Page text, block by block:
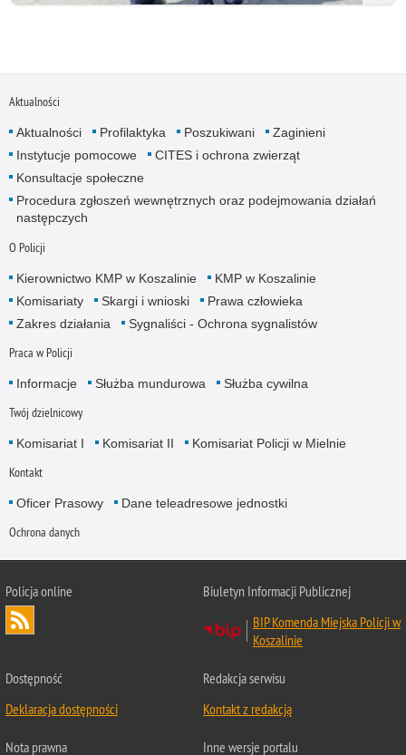
Aktualności
Aktualności Profilaktyka Poszukiwani
Zaginieni
Instytucje pomocowe
CITES i ochrona zwierząt
Konsultacje społeczne
Procedura zgłoszeń wewnętrznych oraz podejmowania działań
następczych
O Policji
Kierownictwo KMP w Koszalinie
KMP w Koszalinie
Komisariaty
Skargi i wnioski
Prawa człowieka
Zakres działania
Sygnaliści - Ochrona sygnalistów
Praca w Policji
Informacje Służba mundurowa Służba cywilna
Twój dzielnicowy
Komisariat I Komisariat II Komisariat Policji w Mielnie
Kontakt
Oficer Prasowy Dane teleadresowe jednostki
Ochrona danych
Policja online
Biuletyn Informacji Publicznej
BIP Komenda Miejska Policji w
Koszalinie
Dostępność
Deklaracja dostępności
Redakcja serwisu
Kontakt z redakcją
Nota prawna Inne wersje portalu